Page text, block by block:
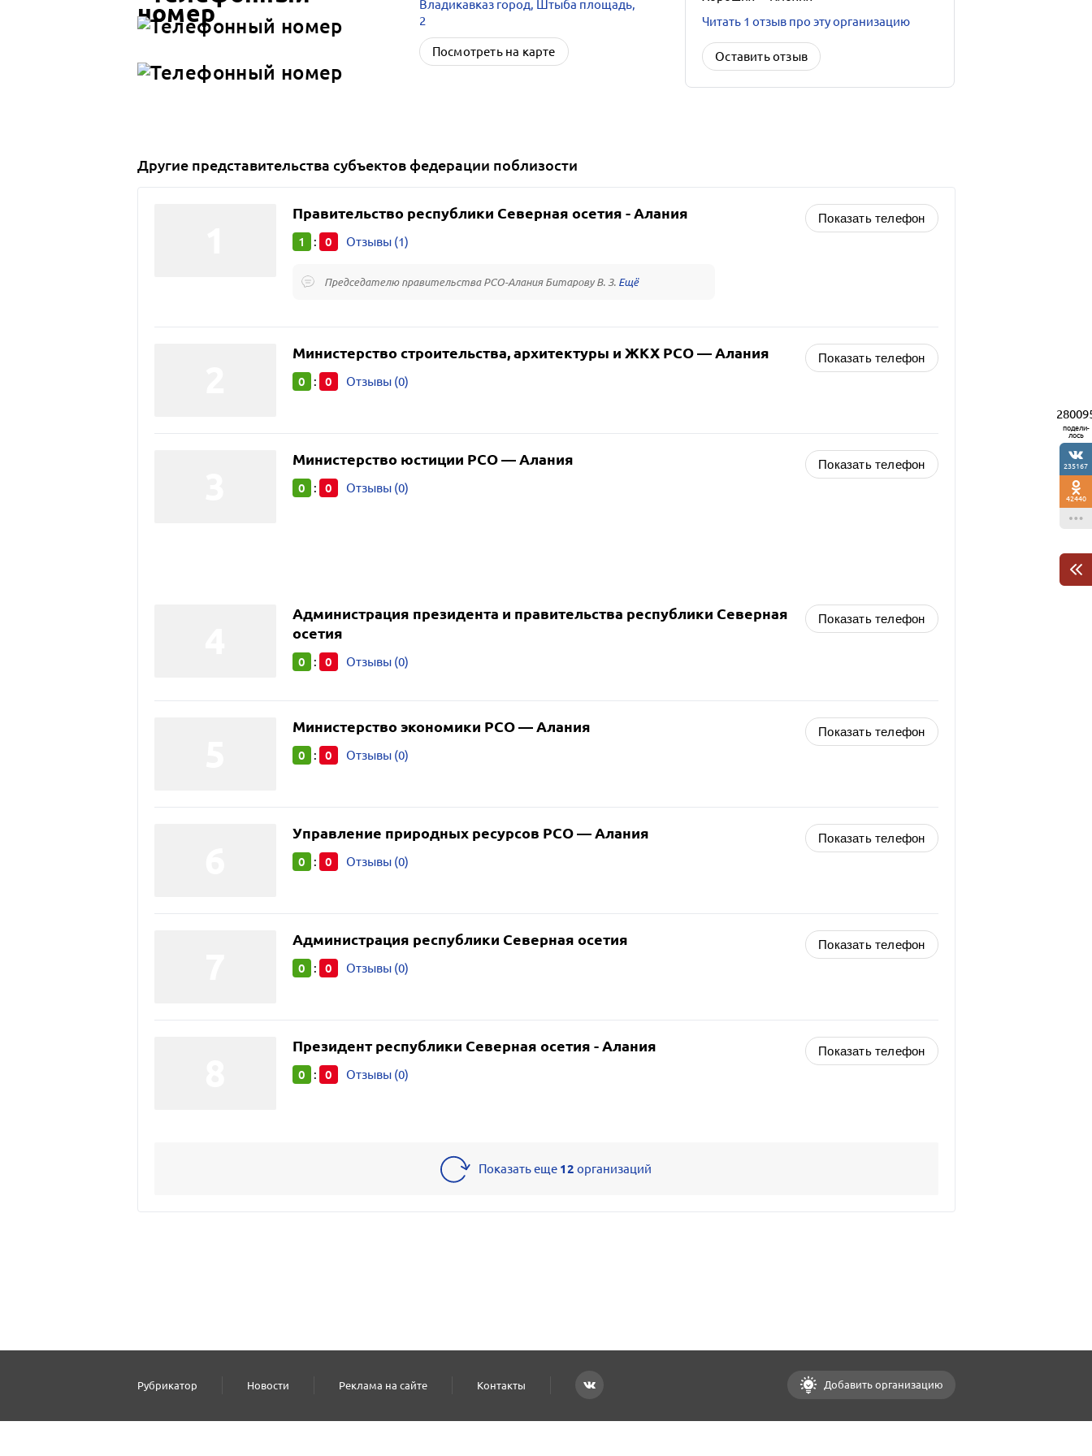
Владикавказ город, Штыба площадь,
2
Посмотреть на карте
Читать 1 отзыв про эту организацию
Оставить отзыв
Другие представительства субъектов федерации поблизости
Правительство республики Северная осетия - Алания
1 : 0 Отзывы (1)
Председателю правительства РСО-Алания Битарову В. З.
Показать телефон
Министерство строительства, архитектуры и ЖКХ РСО — Алания
0 : 0 Отзывы (0)
Показать телефон
Министерство юстиции РСО — Алания
0 : 0 Отзывы (0)
Показать телефон
Администрация президента и правительства республики Северная
осетия
0 : 0 Отзывы (0)
Показать телефон
Министерство экономики РСО — Алания
0 : 0 Отзывы (0)
Показать телефон
Управление природных ресурсов РСО — Алания
0 : 0 Отзывы (0)
Показать телефон
Администрация республики Северная осетия
0 : 0 Отзывы (0)
Показать телефон
Президент республики Северная осетия - Алания
0 : 0 Отзывы (0)
Показать телефон
Показать еще 12 организаций
подели-
лось
235167
42440
Рубрикатор Новости Реклама на сайте Контакты Добавить организацию